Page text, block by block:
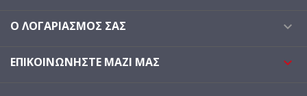
Ο ΛΟΓΑΡΙΑΣΜΌΣ ΣΑΣ 
ΕΠΙΚΟΙΝΩΝΉΣΤΕ ΜΑΖΊ ΜΑΣ 